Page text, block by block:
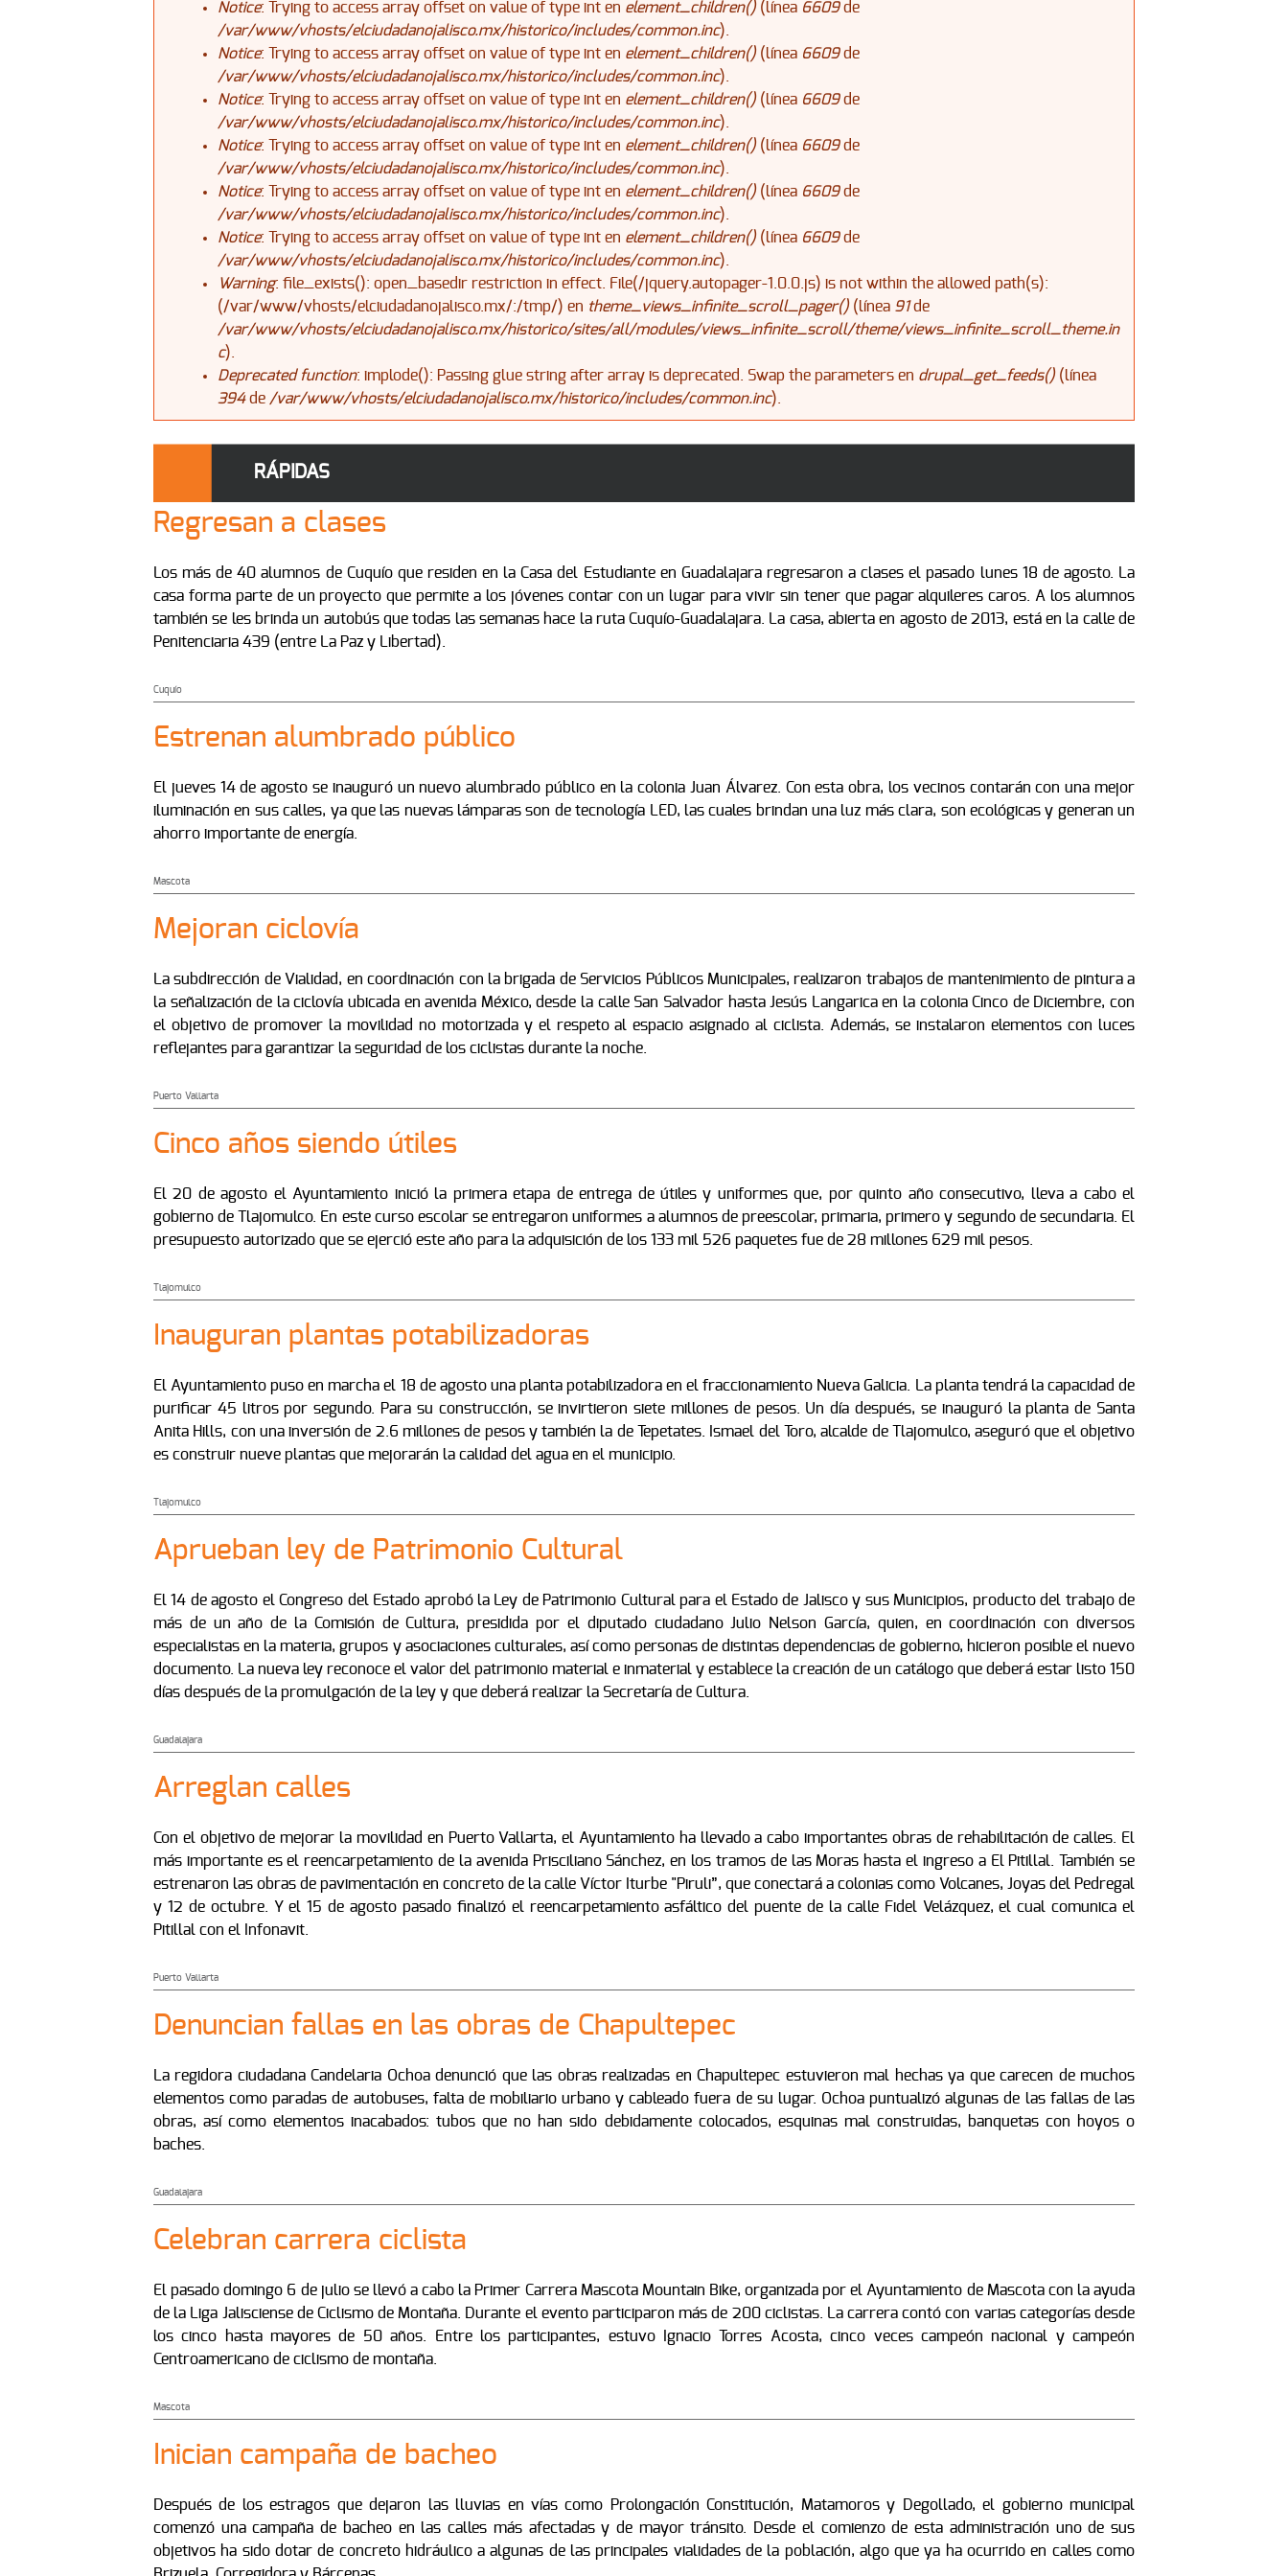
Notice: Trying to access array offset on value of type int en element_children()(línea 6609de
/var/www/vhosts/elciudadanojalisco.mx/historico/includes/common.inc).
Notice: Trying to access array offset on value of type int en element_children()(línea 6609de
/var/www/vhosts/elciudadanojalisco.mx/historico/includes/common.inc).
Notice: Trying to access array offset on value of type int en element_children()(línea 6609de
/var/www/vhosts/elciudadanojalisco.mx/historico/includes/common.inc).
Notice: Trying to access array offset on value of type int en element_children()(línea 6609de
/var/www/vhosts/elciudadanojalisco.mx/historico/includes/common.inc).
Notice: Trying to access array offset on value of type int en element_children()(línea 6609de
/var/www/vhosts/elciudadanojalisco.mx/historico/includes/common.inc).
Notice: Trying to access array offset on value of type int en element_children()(línea 6609de
/var/www/vhosts/elciudadanojalisco.mx/historico/includes/common.inc).
Warning: file_exists(): open_basedir restriction in effect. File(/jquery.autopager-1.0.0.js) is not within the allowed path(s):
(/var/www/vhosts/elciudadanojalisco.mx/:/tmp/) en theme_views_infinite_scroll_pager()(línea 91de
/var/www/vhosts/elciudadanojalisco.mx/historico/sites/all/modules/views_infinite_scroll/theme/views_infinite_scroll_theme.in
c).
Deprecated function: implode(): Passing glue string after array is deprecated. Swap the parameters en drupal_get_feeds()(línea
394de /var/www/vhosts/elciudadanojalisco.mx/historico/includes/common.inc).
RÁPIDAS
Regresan a clases
Los más de 40 alumnos de Cuquío que residen en la Casa del Estudiante en Guadalajara regresaron a clases el pasado lunes 18 de agosto. La
casa forma parte de un proyecto que permite a los jóvenes contar con un lugar para vivir sin tener que pagar alquileres caros. A los alumnos
también se les brinda un autobús que todas las semanas hace la ruta Cuquío-Guadalajara. La casa, abierta en agosto de 2013, está en la calle de
Penitenciaria 439 (entre La Paz y Libertad).
Cuquío
Estrenan alumbrado público
El jueves 14 de agosto se inauguró un nuevo alumbrado público en la colonia Juan Álvarez. Con esta obra, los vecinos contarán con una mejor
iluminación en sus calles, ya que las nuevas lámparas son de tecnología LED, las cuales brindan una luz más clara, son ecológicas y generan un
ahorro importante de energía.
Mascota
Mejoran ciclovía
La subdirección de Vialidad, en coordinación con la brigada de Servicios Públicos Municipales, realizaron trabajos de mantenimiento de pintura a
la señalización de la ciclovía ubicada en avenida México, desde la calle San Salvador hasta Jesús Langarica en la colonia Cinco de Diciembre, con
el objetivo de promover la movilidad no motorizada y el respeto al espacio asignado al ciclista. Además, se instalaron elementos con luces
reflejantes para garantizar la seguridad de los ciclistas durante la noche.
Puerto Vallarta
Cinco años siendo útiles
El 20 de agosto el Ayuntamiento inició la primera etapa de entrega de útiles y uniformes que, por quinto año consecutivo, lleva a cabo el
gobierno de Tlajomulco. En este curso escolar se entregaron uniformes a alumnos de preescolar, primaria, primero y segundo de secundaria. El
presupuesto autorizado que se ejerció este año para la adquisición de los 133 mil 526 paquetes fue de 28 millones 629 mil pesos.
Tlajomulco
Inauguran plantas potabilizadoras
El Ayuntamiento puso en marcha el 18 de agosto una planta potabilizadora en el fraccionamiento Nueva Galicia. La planta tendrá la capacidad de
purificar 45 litros por segundo. Para su construcción, se invirtieron siete millones de pesos. Un día después, se inauguró la planta de Santa
Anita Hills, con una inversión de 2.6 millones de pesos y también la de Tepetates. Ismael del Toro, alcalde de Tlajomulco, aseguró que el objetivo
es construir nueve plantas que mejorarán la calidad del agua en el municipio.
Tlajomulco
Aprueban ley de Patrimonio Cultural
El 14 de agosto el Congreso del Estado aprobó la Ley de Patrimonio Cultural para el Estado de Jalisco y sus Municipios, producto del trabajo de
más de un año de la Comisión de Cultura, presidida por el diputado ciudadano Julio Nelson García, quien, en coordinación con diversos
especialistas en la materia, grupos y asociaciones culturales, así como personas de distintas dependencias de gobierno, hicieron posible el nuevo
documento. La nueva ley reconoce el valor del patrimonio material e inmaterial y establece la creación de un catálogo que deberá estar listo 150
días después de la promulgación de la ley y que deberá realizar la Secretaría de Cultura.
Guadalajara
Arreglan calles
Con el objetivo de mejorar la movilidad en Puerto Vallarta, el Ayuntamiento ha llevado a cabo importantes obras de rehabilitación de calles. El
más importante es el reencarpetamiento de la avenida Prisciliano Sánchez, en los tramos de las Moras hasta el ingreso a El Pitillal. También se
estrenaron las obras de pavimentación en concreto de la calle Víctor Iturbe "Piruli”, que conectará a colonias como Volcanes, Joyas del Pedregal
y 12 de octubre. Y el 15 de agosto pasado finalizó el reencarpetamiento asfáltico del puente de la calle Fidel Velázquez, el cual comunica el
Pitillal con el Infonavit.
Puerto Vallarta
Denuncian fallas en las obras de Chapultepec
La regidora ciudadana Candelaria Ochoa denunció que las obras realizadas en Chapultepec estuvieron mal hechas ya que carecen de muchos
elementos como paradas de autobuses, falta de mobiliario urbano y cableado fuera de su lugar. Ochoa puntualizó algunas de las fallas de las
obras, así como elementos inacabados: tubos que no han sido debidamente colocados, esquinas mal construidas, banquetas con hoyos o
baches.
Guadalajara
Celebran carrera ciclista
El pasado domingo 6 de julio se llevó a cabo la Primer Carrera Mascota Mountain Bike, organizada por el Ayuntamiento de Mascota con la ayuda
de la Liga Jalisciense de Ciclismo de Montaña. Durante el evento participaron más de 200 ciclistas. La carrera contó con varias categorías desde
los cinco hasta mayores de 50 años. Entre los participantes, estuvo Ignacio Torres Acosta, cinco veces campeón nacional y campeón
Centroamericano de ciclismo de montaña.
Mascota
Inician campaña de bacheo
Después de los estragos que dejaron las lluvias en vías como Prolongación Constitución, Matamoros y Degollado, el gobierno municipal
comenzó una campaña de bacheo en las calles más afectadas y de mayor tránsito. Desde el comienzo de esta administración uno de sus
objetivos ha sido dotar de concreto hidráulico a algunas de las principales vialidades de la población, algo que ya ha ocurrido en calles como